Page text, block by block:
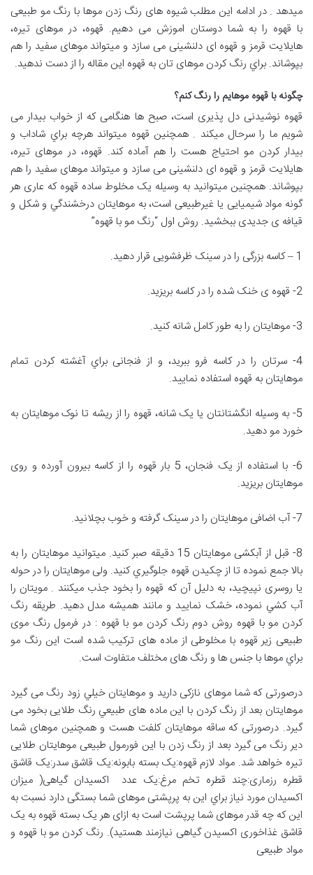
ميدهد . در ادامه این مطلب شیوه های رنگ زدن موها با رنگ مو طبیعی
با قهوه را به شما دوستان اموزش می دهیم. قهوه، در موهای تیره،
هایلایت قرمز و قهوه ای دلنشینی می سازد و میتواند موهای سفید را هم
بپوشاند. براي رنگ کردن موهای تان به قهوه این مقاله را از دست ندهید.
چگونه با قهوه موهایم را رنگ کنم؟
قهوه نوشیدنی دل پذیری است، صبح ها هنگامی که از خواب بیدار می
شویم ما را سرحال ميکند . همچنين قهوه میتواند هرچه براي شاداب و
بیدار کردن مو احتیاج هست را هم آماده کند. قهوه، در موهای تیره،
هایلایت قرمز و قهوه ای دلنشینی می سازد و میتواند موهای سفید را هم
بپوشاند. همچنين میتوانید به وسیله یک مخلوط ساده قهوه که عاری هر
گونه مواد شیمیایی یا غیرطبیعی است، به موهایتان درخشندگي و شکل و
قیافه ی جدیدی ببخشید. روش اول “رنگ مو با قهوه”
1 – کاسه بزرگی را در سینک ظرفشویی قرار دهید.
2- قهوه ی خنک شده را در کاسه بریزید.
3- موهایتان را به طور کامل شانه کنید.
4- سرتان را در کاسه فرو ببرید، و از فنجانی براي آغشته کردن تمام
موهایتان به قهوه استفاده نمایید.
5- به وسیله انگشتانتان یا یک شانه، قهوه را از ریشه تا نوک موهایتان به
خورد مو دهید.
6- با استفاده از یک فنجان، 5 بار قهوه را از کاسه بیرون آورده و روی
موهایتان بریزید.
7- آب اضافی موهایتان را در سینک گرفته و خوب بچلانید.
8- قبل از آبکشی موهایتان 15 دقیقه صبر کنید. میتوانید موهایتان را به
بالا جمع نموده تا از چکیدن قهوه جلوگيري کنید. ولی موهایتان را در حوله
یا روسری نپیچید، به دلیل آن که قهوه را بخود جذب ميکنند . مویتان را
آب کشي نموده، خشک نمایید و مانند همیشه مدل دهید. طریقه رنگ
کردن مو با قهوه روش دوم رنگ کردن مو با قهوه : در فرمول رنگ موی
طبیعی زیر قهوه با مخلوطی از ماده های ترکیب شده است این رنگ مو
براي موها با جنس ها و رنگ های مختلف متفاوت است.
درصورتی که شما موهای نازکی دارید و موهایتان خيلي زود رنگ می گیرد
موهایتان بعد از رنگ کردن با این ماده های طبيعي رنگ طلایی بخود می
گیرد. درصورتی که ساقه موهایتان کلفت هست و همچنين موهای شما
دیر رنگ می گیرد بعد از رنگ زدن با این فورمول طبیعی موهایتان طلایی
تیره خواهد شد. مواد لازم قهوه:یک بسته بابونه:یک قاشق سدر:یک قاشق
قطره رزماری:چند قطره تخم مرغ:یک عدد اکسیدان گیاهی( ميزان
اکسیدان مورد نیاز براي این به پرپشتی موهای شما بستگی دارد نسبت به
این که چه قدر موهای شما پرپشت است به ازای هر یک بسته قهوه به یک
قاشق غذاخوری اکسیدن گیاهی نیازمند هستید). رنگ کردن مو با قهوه و
مواد طبیعی